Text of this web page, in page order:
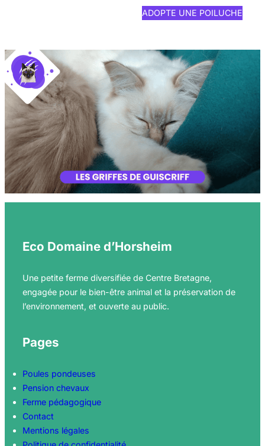
ADOPTE UNE POILUCHE
Eco Domaine d’Horsheim
Une petite ferme diversifiée de Centre Bretagne,
engagée pour le bien-être animal et la préservation de
l’environnement, et ouverte au public.
Pages
Poules pondeuses
Pension chevaux
Ferme pédagogique
Contact
Mentions légales